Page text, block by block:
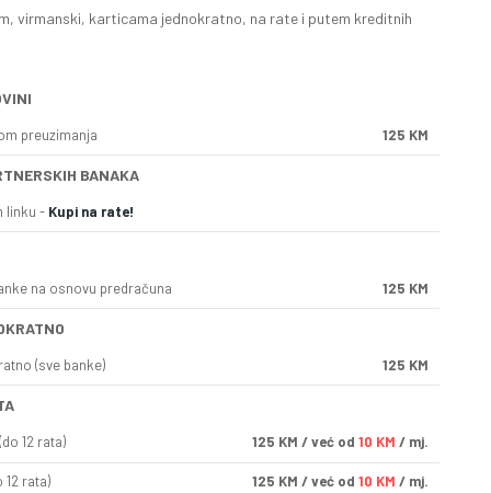
virmanski, karticama jednokratno, na rate i putem kreditnih
preuzimanja 125 KM
BANAKA
linku - Kupi na rate!
na osnovu predračuna 125 KM
(sve banke) 125 KM
12 rata) 125 KM / već od 10 KM / mj.
12 rata) 125 KM / već od 10 KM / mj.